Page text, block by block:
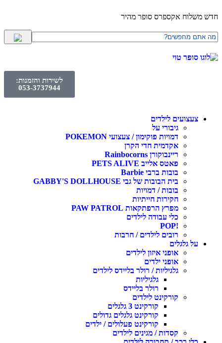
חדש משלוח אקספרס סופר מהיר
לשירות והזמנות:
053-3737944
צעצועים לילדים
גיבורי על
דמויות פוקימון / צעצועי POKEMON
אקדמית חדי הקרן
ריינבוקורן Rainbocorns
פאטס אלייב PETS ALIVE
בובות ברבי Barbie
בית הבובות של גבי GABBY'S DOLLHOUSE
בובות / דמויות
חקירות חייתיות
מפרץ הרפתקאות PAW PATROL
כלי עבודה לילדים
!POP
רובים לילדים / חרבות
על גלגלים
אופני איזון לילדים
אופני ילדים
גלגיליות / רולר בליידס לילדים
גלגיליות
רולר בליידס
קורקינט לילדים
קורקינט 3 גלגלים
קורקינט גלגלים גדולים
קורקינט פעלולים / ילדים
קסדות / מגינים לילדים